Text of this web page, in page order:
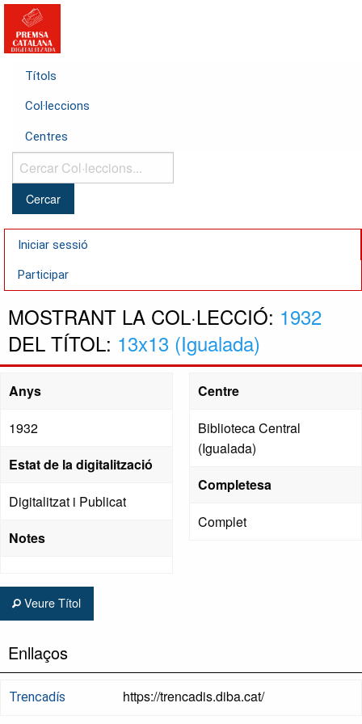
Títols
Col·leccions
Centres
Cercar
Col·leccions...
Iniciar sessió
Participar
MOSTRANT LA COL·LECCIÓ: 1932
DEL TÍTOL: 13x13 (Igualada)
Anys
1932
Estat de la digitalització
Digitalitzat i Publicat
Notes
Centre
Biblioteca Central
(Igualada)
Completesa
Complet
Veure Títol
Enllaços
Trencadís https://trencadis.diba.cat/